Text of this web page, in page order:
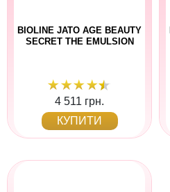
BIOLINE JATO AGE BEAUTY
SECRET THE EMULSION
4 511 грн.
КУПИТИ